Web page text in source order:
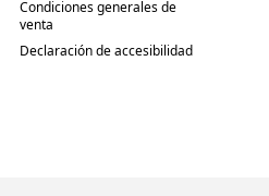
Condiciones generales de
venta
Declaración de accesibilidad